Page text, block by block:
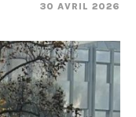
30 AVRIL 2026